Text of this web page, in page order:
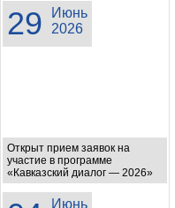
29
Июнь
2026
Открыт прием заявок на
участие в программе
«Кавказский диалог — 2026»
Июнь